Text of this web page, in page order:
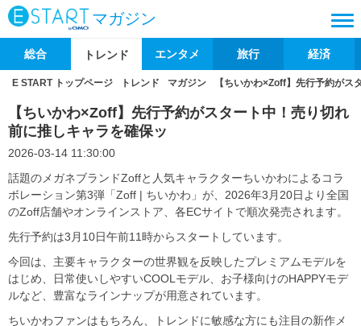
マガジン
総合 トレンド エンタメ 旅行 経済
E START トップページ トレンド マガジン 【ちいかわ×Zoff】先行予約が
【ちいかわ×Zoff】先行予約がスタート中！売り切れ
前に推しキャラを確保ッ
2026-03-14 11:30:00
話題のメガネブランドZoffと人気キャラクターちいかわによるコラ
ボレーション第3弾「Zoff | ちいかわ」が、2026年3月20日より全国
のZoff店舗やオンラインストア、各ECサイトで順次発売されます。
先行予約は3月10日午前11時からスタートしています。
今回は、主要キャラクターの世界観を反映したプレミアムモデルを
はじめ、日常使いしやすいCOOLモデル、お子様向けのHAPPYモデ
ルなど、豊富なラインナップが用意されています。
ちいかわファンはもちろん、トレンドに敏感な方にも注目の新作メ